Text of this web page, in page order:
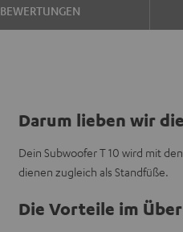
BEWERTUNGEN
Darum lieben wir
Dein Subwoofer T 10 wird mit
dienen zugleich als Standfüße.
Die Vorteile im